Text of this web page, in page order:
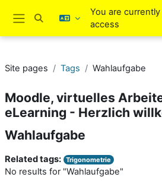
Skip to main content
Side panel
Toggle search input
You are
access
Site pages Tags Wahlaufgabe
Moodle, virtuelles
eLearning - Herzlich
Wahlaufgabe
Related tags: Trigonometrie
No results for "Wahlaufgabe"